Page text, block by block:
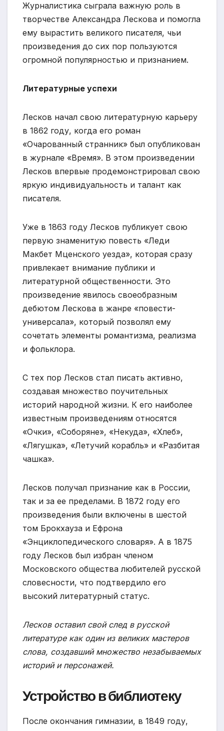
Журналистика сыграла важную роль в
творчестве Александра Лескова и помогла
ему вырастить великого писателя, чьи
произведения до сих пор пользуются
огромной популярностью и признанием.
Литературные успехи
Лесков начал свою литературную карьеру
в 1862 году, когда его роман
«Очарованный странник» был опубликован
в журнале «Время». В этом произведении
Лесков впервые продемонстрировал свою
яркую индивидуальность и талант как
писателя.
Уже в 1863 году Лесков публикует свою
первую знаменитую повесть «Леди
Макбет Мценского уезда», которая сразу
привлекает внимание публики и
литературной общественности. Это
произведение явилось своеобразным
дебютом Лескова в жанре «повести-
универсала», который позволял ему
сочетать элементы романтизма, реализма
и фольклора.
С тех пор Лесков стал писать активно,
создавая множество поучительных
историй народной жизни. К его наиболее
известным произведениям относятся
«Очки», «Соборяне», «Некуда», «Хлеб»,
«Лягушка», «Летучий корабль» и «Разбитая
чашка».
Лесков получал признание как в России,
так и за ее пределами. В 1872 году его
произведения были включены в шестой
том Брокхауза и Ефрона
«Энциклопедического словаря». А в 1875
году Лесков был избран членом
Московского общества любителей русской
словесности, что подтвердило его
высокий литературный статус.
Лесков оставил свой след в русской
литературе как один из великих мастеров
слова, создавший множество незабываемых
историй и персонажей.
Устройство в библиотеку
После окончания гимназии, в 1849 году,